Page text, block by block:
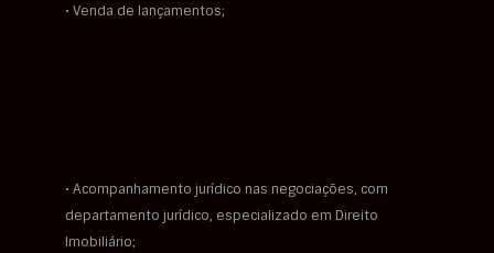
• Venda de lançamentos;
• Acompanhamento jurídico nas negociações, com
departamento jurídico, especializado em Direito
Imobiliário;